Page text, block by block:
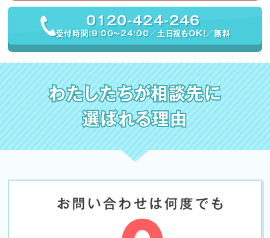
0120-424-246
受付時間：9:00〜24:00／土日祝もOK！／無料
わたしたちが相談先に
選ばれる理由